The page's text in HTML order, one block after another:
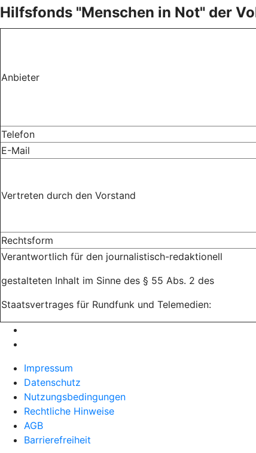
Hilfsfonds "Menschen in Not" der
Anbieter
Telefon
E-Mail
Vertreten durch den Vorstand
Rechtsform
Verantwortlich für den journalistisch-redaktionell
gestalteten Inhalt im Sinne des § 55 Abs. 2 des
Staatsvertrages für Rundfunk und Telemedien:
Impressum
Datenschutz
Nutzungsbedingungen
Rechtliche Hinweise
AGB
Barrierefreiheit